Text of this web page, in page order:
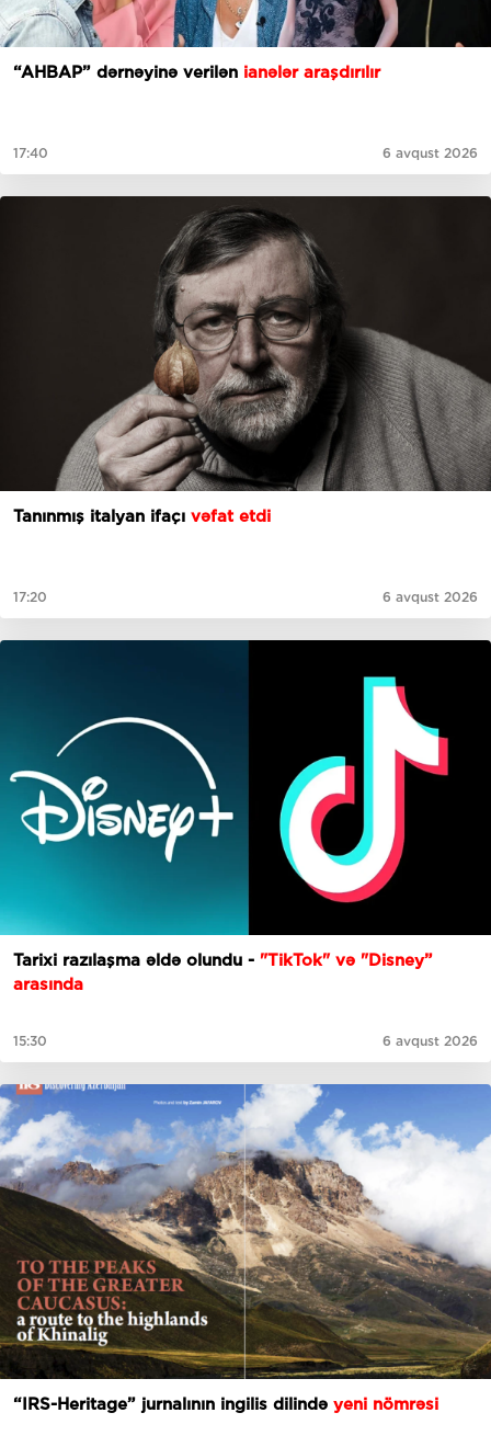
“AHBAP” dərnəyinə verilən ianələr araşdırılır
17:40 6 avqust 2026
Tanınmış italyan ifaçı vəfat etdi
17:20 6 avqust 2026
Tarixi razılaşma əldə olundu - "TikTok" və "Disney”
arasında
15:30 6 avqust 2026
“IRS-Heritage” jurnalının ingilis dilində yeni nömrəsi